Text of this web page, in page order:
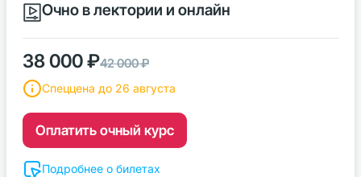
Очно в лектории и онлайн
38 000 ₽42 000 ₽
Спеццена до 26 августа
Оплатить очный курс
Подробнее о билетах